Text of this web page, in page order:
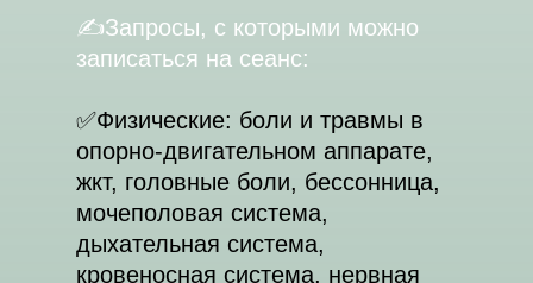
✍️Запросы, с которыми можно
записаться на сеанс:
✅️Физические: боли и травмы в
опорно-двигательном аппарате,
жкт, головные боли, бессонница,
мочеполовая система,
дыхательная система,
кровеносная система, нервная